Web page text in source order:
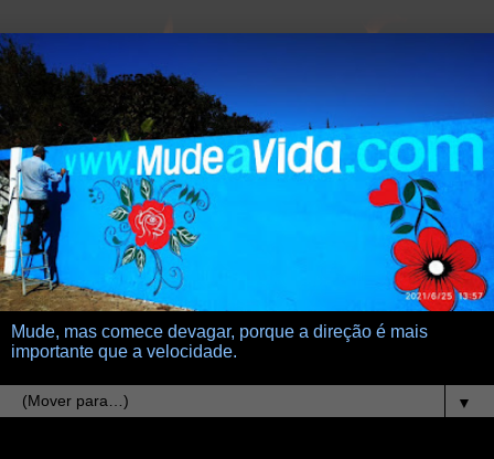
Mude, mas comece devagar, porque a direção é mais
importante que a velocidade.
▼